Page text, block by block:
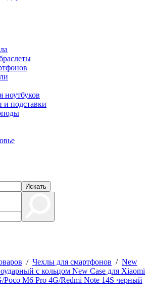
ноутбуков
и подставки
Искать
/ Чехлы для смартфонов / New
с кольцом New Case для Xiaomi
Poco M6 Pro 4G/Redmi Note 14S черный